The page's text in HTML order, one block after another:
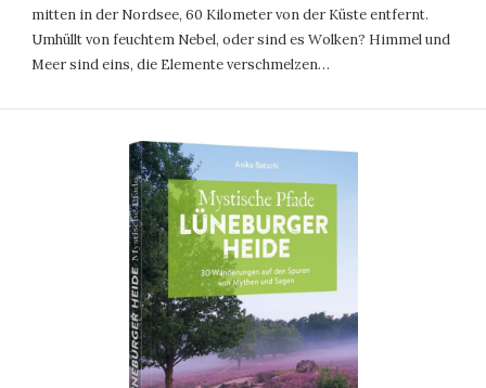
mitten in der Nordsee, 60 Kilometer von der Küste entfernt.
Umhüllt von feuchtem Nebel, oder sind es Wolken? Himmel und
Meer sind eins, die Elemente verschmelzen…